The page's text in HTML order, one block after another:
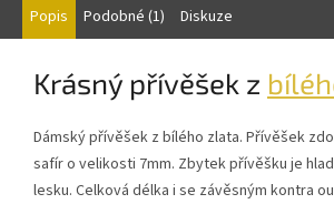
Popis Podobné (1) Diskuze
Krásný přívěšek z
Dámský přívěšek z bílého zlata. Přívěšek
safír o velikosti 7mm. Zbytek přívěšku je
lesku. Celková délka i se závěsným kontra